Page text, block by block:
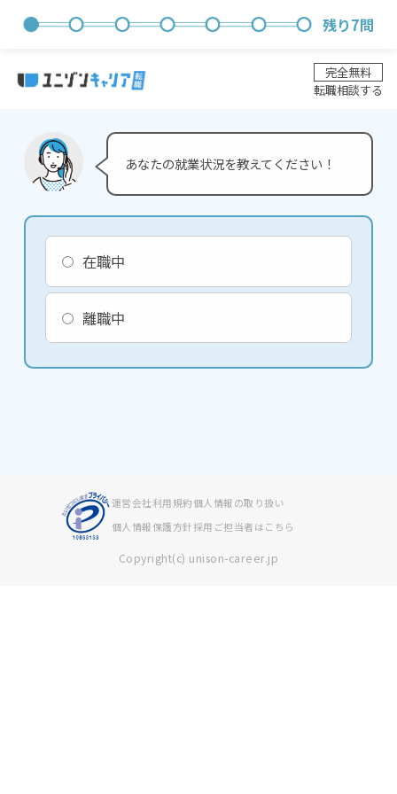
残り7問
完全無料
転職相談する
あなたの就業状況を教えてください！
在職中
離職中
運営会社利用規約個人情報の取り扱い
個人情報保護方針採用ご担当者はこちら
Copyright(c) unison-career.jp